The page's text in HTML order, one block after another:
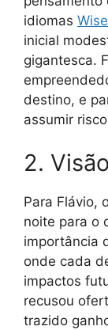
idiomas
inicial
gigantesca.
destino, e
assumir
2.
Para Flávio,
noite para o
importância
onde cada
impactos
recusou
trazido